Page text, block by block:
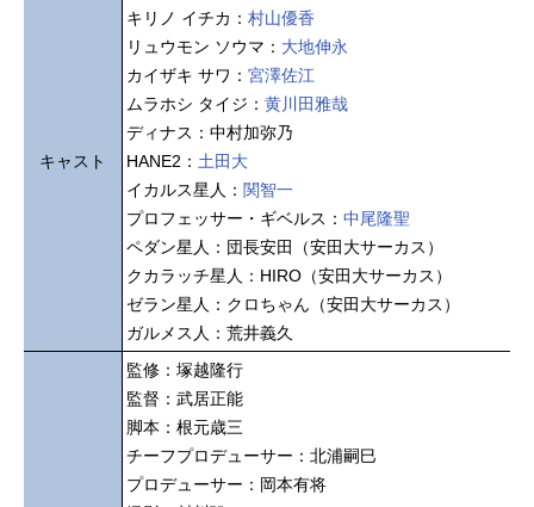
キャスト
キリノ イチカ： 村山優香
リュウモン ソウマ： 大地伸永
カイザキ サワ： 宮澤佐江
ムラホシ タイジ： 黄川田雅哉
ディナス：中村加弥乃
HANE2： 土田大
イカルス星人： 関智一
プロフェッサー・ギベルス： 中尾隆聖
ペダン星人：団長安田（安田大サーカス）
クカラッチ星人：HIRO（安田大サーカス）
ゼラン星人：クロちゃん（安田大サーカス）
ガルメス人：荒井義久
監修：塚越隆行
監督：武居正能
脚本：根元歳三
チーフプロデューサー：北浦嗣巳
プロデューサー：岡本有将